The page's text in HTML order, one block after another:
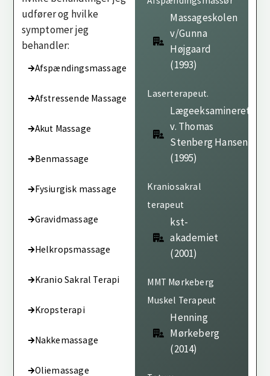
udfører og hvilke
symptomer jeg
behandler:
Afspændingsmassage
Afstressende Massage
Akut Massage
Benmassage
Fysiurgisk massage
Gravidmassage
Helkropsmassage
Kranio Sakral Terapi
Kropsterapi
Nakkemassage
Oliemassage
Massageskolen
v/Gunna
Højgaard
(1993)
Laserterapeut.
Lægeeksamineret
v. Thomas
Stenberg Hansen
(1995)
Kraniosakral
terapeut
kst-
akademiet
(2001)
MMT Mørkeberg
Muskel Terapeut
Henning
Mørkeberg
(2014)